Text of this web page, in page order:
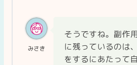
みさき
そうですね。副作
に残っているのは
をするにあたって